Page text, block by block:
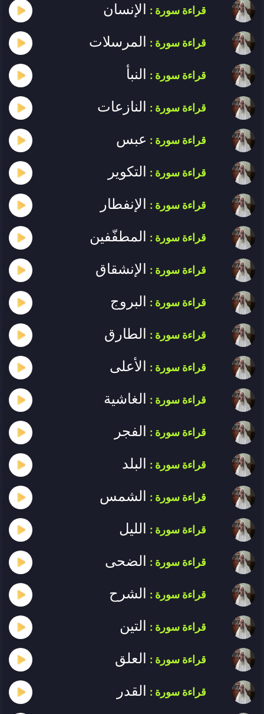
قراءة سورة : الإنسان
قراءة سورة : المرسلات
قراءة سورة : النبأ
قراءة سورة : النازعات
قراءة سورة : عبس
قراءة سورة : التكوير
قراءة سورة : الإنفطار
قراءة سورة : المطفّفين
قراءة سورة : الإنشقاق
قراءة سورة : البروج
قراءة سورة : الطارق
قراءة سورة : الأعلى
قراءة سورة : الغاشية
قراءة سورة : الفجر
قراءة سورة : البلد
قراءة سورة : الشمس
قراءة سورة : الليل
قراءة سورة : الضحى
قراءة سورة : الشرح
قراءة سورة : التين
قراءة سورة : العلق
قراءة سورة : القدر